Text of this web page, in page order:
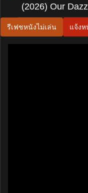
(2026) Our
รีเฟชหนังไม่เล่น แจ้งห